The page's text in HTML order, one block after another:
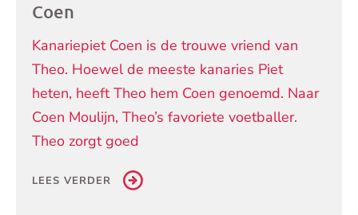
Coen
Kanariepiet Coen is de trouwe vriend van
Theo. Hoewel de meeste kanaries Piet
heten, heeft Theo hem Coen genoemd. Naar
Coen Moulijn, Theo’s favoriete voetballer.
Theo zorgt goed
LEES VERDER